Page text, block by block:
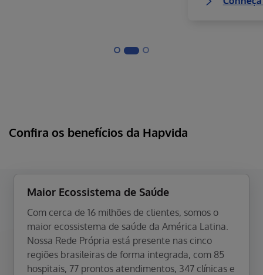
Confira os benefícios da Hapvida
Maior Ecossistema de Saúde
Com cerca de 16 milhões de clientes, somos o
maior ecossistema de saúde da América Latina.
Nossa Rede Própria está presente nas cinco
regiões brasileiras de forma integrada, com 85
hospitais, 77 prontos atendimentos, 347 clínicas e